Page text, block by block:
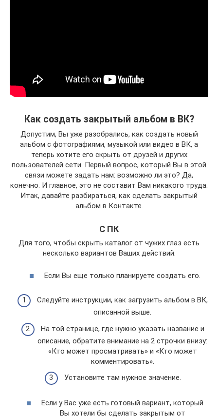
Как создать закрытый альбом в ВК?
Допустим, Вы уже разобрались, как создать новый
альбом с фотографиями, музыкой или видео в ВК, а
теперь хотите его скрыть от друзей и других
пользователей сети. Первый вопрос, который Вы в этой
связи можете задать нам: возможно ли это? Да,
конечно. И главное, это не составит Вам никакого труда.
Итак, давайте разбираться, как сделать закрытый
альбом в Контакте.
С ПК
Для того, чтобы скрыть каталог от чужих глаз есть
несколько вариантов Ваших действий.
Если Вы еще только планируете создать его.
Следуйте инструкции, как загрузить альбом в ВК,
описанной выше.
На той странице, где нужно указать название и
описание, обратите внимание на 2 строчки внизу:
«Кто может просматривать» и «Кто может
комментировать».
Установите там нужное значение.
Если у Вас уже есть готовый вариант, который
Вы хотели бы сделать закрытым от